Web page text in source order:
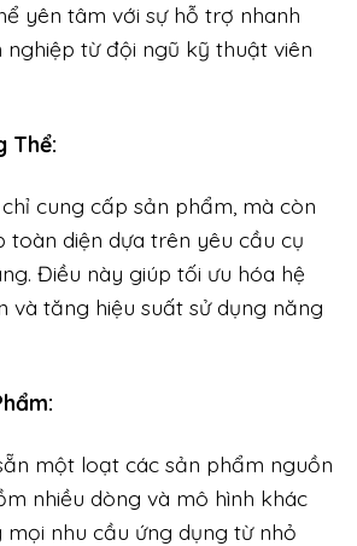
yên tâm với sự hỗ trợ nhanh
nghiệp từ đội ngũ kỹ thuật viên
Thể:
cung cấp sản phẩm, mà còn
toàn diện dựa trên yêu cầu cụ
Điều này giúp tối ưu hóa hệ
và tăng hiệu suất sử dụng năng
một loạt các sản phẩm nguồn
nhiều dòng và mô hình khác
mọi nhu cầu ứng dụng từ nhỏ